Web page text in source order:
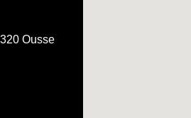
Ousse